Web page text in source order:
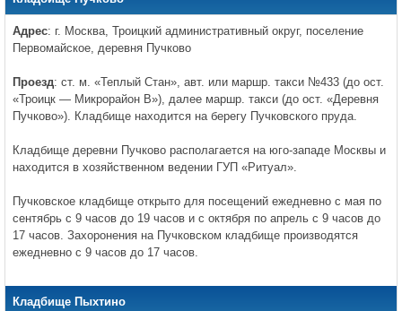
Адрес: г. Москва, Троицкий административный округ, поселение
Первомайское, деревня Пучково
Проезд: ст. м. «Теплый Стан», авт. или маршр. такси №433 (до ост.
«Троицк — Микрорайон В»), далее маршр. такси (до ост. «Деревня
Пучково»). Кладбище находится на берегу Пучковского пруда.
Кладбище деревни Пучково располагается на юго-западе Москвы и
находится в хозяйственном ведении ГУП «Ритуал».
Пучковское кладбище открыто для посещений ежедневно с мая по
сентябрь с 9 часов до 19 часов и с октября по апрель с 9 часов до
17 часов. Захоронения на Пучковском кладбище производятся
ежедневно с 9 часов до 17 часов.
Кладбище Пыхтино